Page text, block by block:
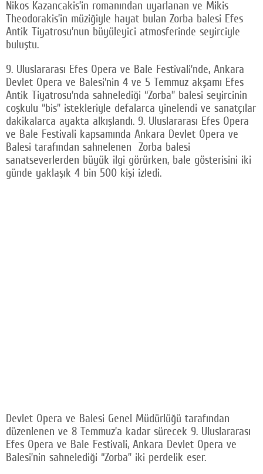
İletişim
A24 SOSYAL MEDYA
Facebook
Twitter
Google Plus
© 2026 TÜM HAKLARI SAKLIDIR
Nikos Kazancakis’in romanından uyarlanan ve Mikis
Theodorakis’in müziğiyle hayat bulan Zorba balesi Efes
Antik Tiyatrosu’nun büyüleyici atmosferinde seyirciyle
buluştu.
9. Uluslararası Efes Opera ve Bale Festivali’nde, Ankara
Devlet Opera ve Balesi’nin 4 ve 5 Temmuz akşamı Efes
Antik Tiyatrosu’nda sahnelediği “Zorba” balesi seyircinin
coşkulu “bis” istekleriyle defalarca yinelendi ve sanatçılar
dakikalarca ayakta alkışlandı. 9. Uluslararası Efes Opera
ve Bale Festivali kapsamında Ankara Devlet Opera ve
Balesi tarafından sahnelenen Zorba balesi
sanatseverlerden büyük ilgi görürken, bale gösterisini iki
günde yaklaşık 4 bin 500 kişi izledi.
Devlet Opera ve Balesi Genel Müdürlüğü tarafından
düzenlenen ve 8 Temmuz’a kadar sürecek 9. Uluslararası
Efes Opera ve Bale Festivali, Ankara Devlet Opera ve
Balesi’nin sahnelediği “Zorba” iki perdelik eser.